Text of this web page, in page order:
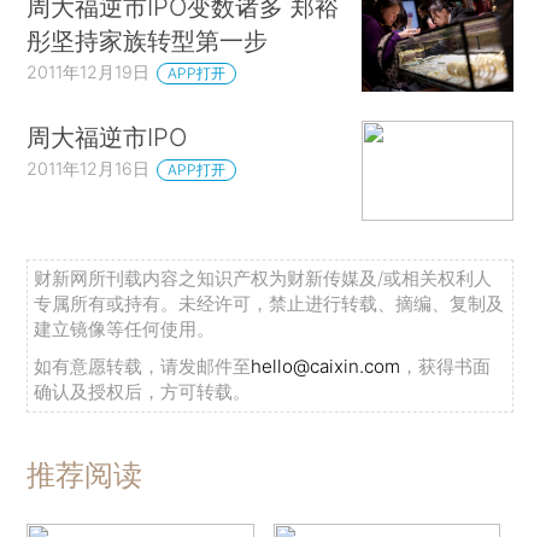
周大福逆市IPO变数诸多 郑裕
彤坚持家族转型第一步
2011年12月19日 APP打开
周大福逆市IPO
2011年12月16日 APP打开
财新网所刊载内容之知识产权为财新传媒及/或相关权利人
专属所有或持有。未经许可，禁止进行转载、摘编、复制及
建立镜像等任何使用。
如有意愿转载，请发邮件至hello@caixin.com ，获得书面
确认及授权后，方可转载。
推荐阅读